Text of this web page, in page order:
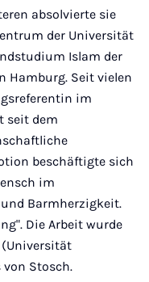
absolvierte sie
der Universität
Islam der
Hamburg. Seit vielen
im
seit dem
beschäftigte sich
im
Barmherzigkeit.
Die Arbeit wurde
(Universität
von Stosch.